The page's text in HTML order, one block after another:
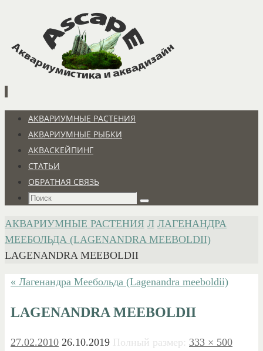
содержимому
Перейти
содержимому
АКВАРИУМНЫЕ РАСТЕНИЯ
АКВАРИУМНЫЕ РЫБКИ
АКВАСКЕЙПИНГ
СТАТЬИ
ОБРАТНАЯ СВЯЗЬ
Что
Поиск
ГЛАВНАЯ
АКВАРИУМНЫЕ РАСТЕНИЯ Л ЛАГЕНАНДРА
МЕЕБОЛЬДА (LAGENANDRA MEEBOLDII)
LAGENANDRA MEEBOLDII
« Лагенандра Меебольда (Lagenandra meeboldii)
LAGENANDRA MEEBOLDII
27.02.2010 26.10.2019 Полный размер: 333 × 500